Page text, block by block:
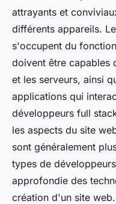
attrayants et
différents appareils.
s'occupent du
doivent être capables
et les serveurs, ainsi
applications qui
développeurs full
les aspects du site
sont généralement
types de
approfondie des
création d'un site web.